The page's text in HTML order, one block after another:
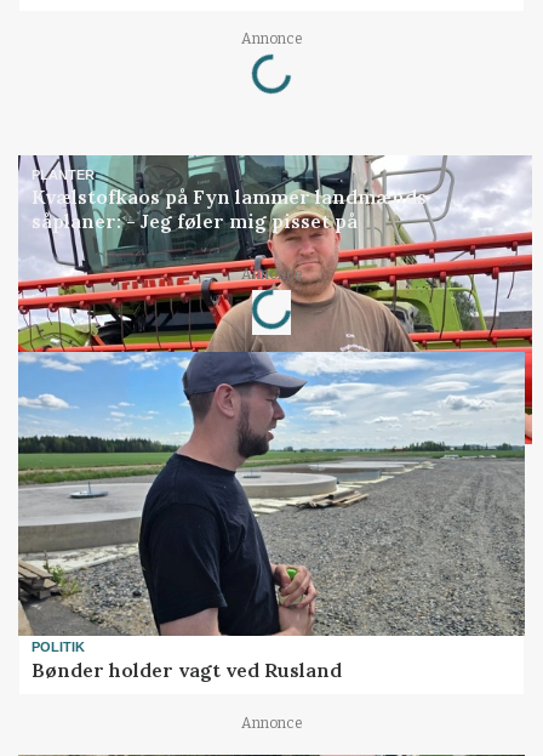
Annonce
Loading...
PLANTER
Kvælstofkaos på Fyn lammer landmænds
såplaner: - Jeg føler mig pisset på
Annonce
Loading...
POLITIK
Bønder holder vagt ved Rusland
Annonce